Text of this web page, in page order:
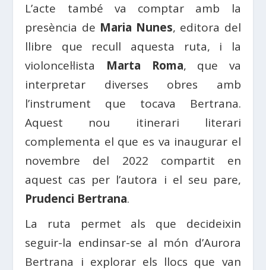
L’acte també va comptar amb la
presència de Maria Nunes, editora del
llibre que recull aquesta ruta, i la
violoncel·lista Marta Roma, que va
interpretar diverses obres amb
l’instrument que tocava Bertrana.
Aquest nou itinerari literari
complementa el que es va inaugurar el
novembre del 2022 compartit en
aquest cas per l’autora i el seu pare,
Prudenci Bertrana.
La ruta permet als que decideixin
seguir-la endinsar-se al món d’Aurora
Bertrana i explorar els llocs que van